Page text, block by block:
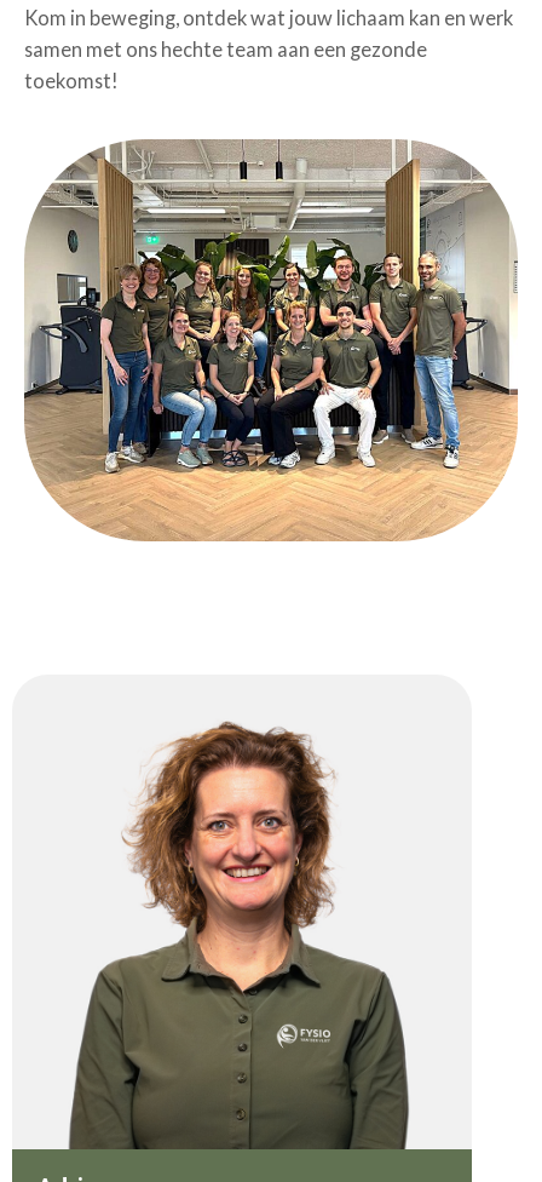
Kom in beweging, ontdek wat jouw lichaam kan en werk
samen met ons hechte team aan een gezonde
toekomst!